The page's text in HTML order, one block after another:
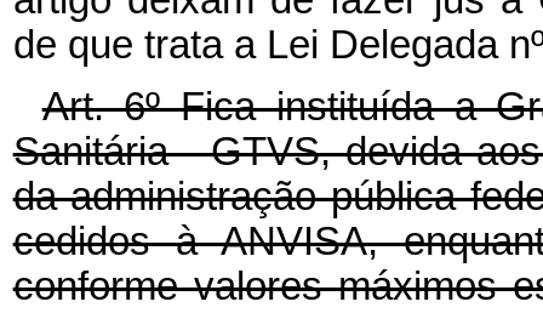
de que trata a Lei Delegada
Art. 6º Fica instituída a
Sanitária - GTVS, devida
da administração pública
cedidos à ANVISA,
conforme valores máximos